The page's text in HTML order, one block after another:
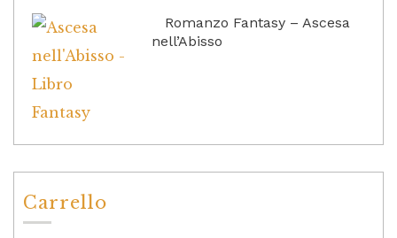
Romanzo Fantasy – Ascesa
nell’Abisso
Carrello